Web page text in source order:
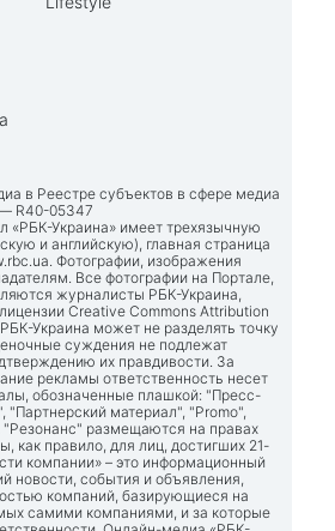
в Реестре субъектов в сфере медиа
R40-05347
«РБК-Украина» имеет трехязычную
и английскую), главная страница
. Фотографии, изображения
Все фотографии на Портале,
журналисты РБК-Украина,
Creative Commons Attribution
Украина может не разделять точку
суждения не подлежат
их правдивости. За
рекламы ответственность несет
обозначенные плашкой: "Пресс-
"Партнерский материал", "Promo",
"Резонанс" размещаются на правах
как правило, для лиц, достигших 21-
компании» – это информационный
новости, события и объявления,
компаний, базирующиеся на
самими компаниями, и за которые